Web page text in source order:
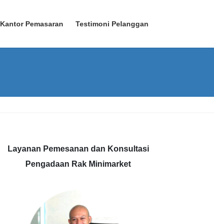
Kantor Pemasaran Testimoni Pelanggan
Layanan Pemesanan dan Konsultasi
Pengadaan Rak Minimarket